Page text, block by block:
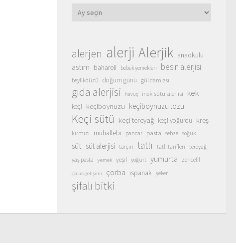
Arşivler
alerjen alerji Alerjik anaokulu
astım bahareli bebek yemekleri besin alerjisi
beylikdüzü doğum günü gül damlası
gıda alerjisi havuç inek sütü alerjisi kek
keçi keçiboynuzu keçiboynuzu tozu
Keçi sütü keçi tereyağ keçi yoğurdu kreş
kırmızı muhallebi pancar pasta sebze soğuk
süt süt alerjisi tarçın tatlı tatlı tarifleri tereyağ
yaş pasta yemek yeşil yoğurt yumurta zencefil
çocuk gelişimi çorba ıspanak şeker
şifalı bitki